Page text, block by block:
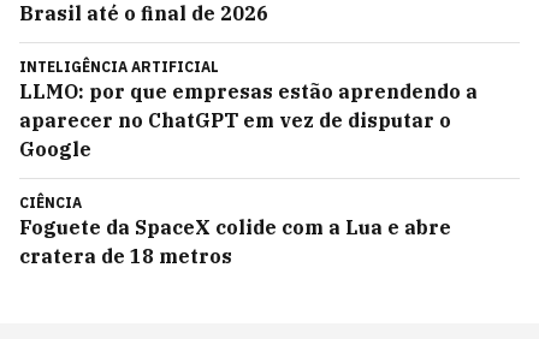
Brasil até o final de 2026
INTELIGÊNCIA ARTIFICIAL
LLMO: por que empresas estão aprendendo a
aparecer no ChatGPT em vez de disputar o
Google
CIÊNCIA
Foguete da SpaceX colide com a Lua e abre
cratera de 18 metros